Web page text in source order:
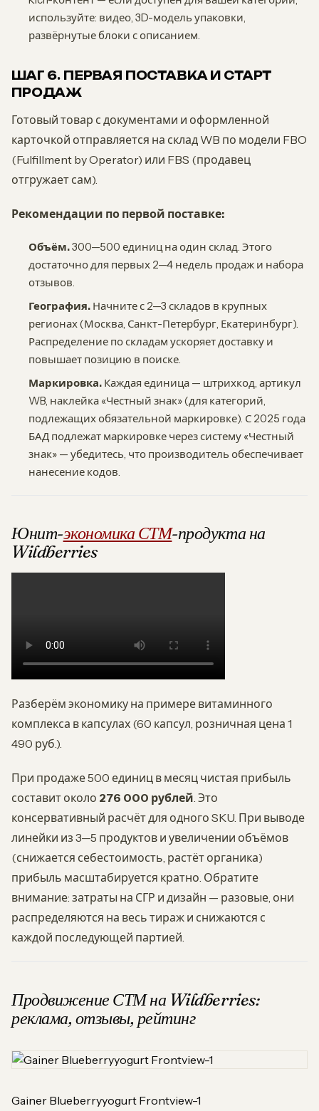
используйте: видео, 3D-модель упаковки,
развёрнутые блоки с описанием.
ШАГ 6. ПЕРВАЯ ПОСТАВКА И СТАРТ
ПРОДАЖ
Готовый товар с документами и оформленной
карточкой отправляется на склад WB по модели FBO
(Fulfillment by Operator) или FBS (продавец
отгружает сам).
Рекомендации по первой поставке:
Объём.300—500 единиц на один склад. Этого
достаточно для первых 2—4 недель продаж и набора
отзывов.
География. Начните с 2—3 складов в крупных
регионах (Москва, Санкт-Петербург, Екатеринбург).
Распределение по складам ускоряет доставку и
повышает позицию в поиске.
Маркировка. Каждая единица — штрихкод, артикул
WB, наклейка «Честный знак» (для категорий,
подлежащих обязательной маркировке). С 2025 года
БАД подлежат маркировке через систему «Честный
знак» — убедитесь, что производитель обеспечивает
нанесение кодов.
Юнит-экономика СТМ-продукта на
Wildberries
Разберём экономику на примере витаминного
комплекса в капсулах (60 капсул, розничная цена 1
490 руб.).
При продаже 500 единиц в месяц чистая прибыль
составит около 276 000 рублей. Это
консервативный расчёт для одного SKU. При выводе
линейки из 3—5 продуктов и увеличении объёмов
(снижается себестоимость, растёт органика)
прибыль масштабируется кратно. Обратите
внимание: затраты на СГР и дизайн — разовые, они
распределяются на весь тираж и снижаются с
каждой последующей партией.
Продвижение СТМ на Wildberries:
реклама, отзывы, рейтинг
Gainer Blueberryyogurt Frontview-1